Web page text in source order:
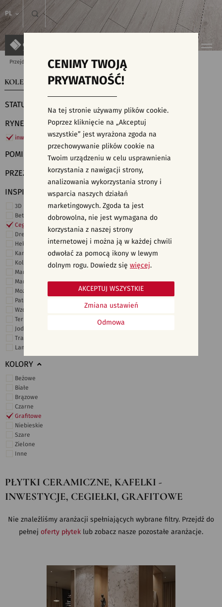
PL
Przejdź do strony głównej Kolekcje
KOLEKCJE WYSZUKIWARKA PŁYTEK
STATUS
RYNEK
inwestycje
POMIESZCZENIE
PRZEZNACZENIE
INSPIRACJE
3D i struktury
Beton
Cegiełki
Drewno
Heksagonalne
Kamień
Kolor
Marmur
Marokańskie
Mozaika
Patchwork
Wzory i motywy
Terrazzo
Jodełka
Trawertyn
Lamele
KOLORY
Beżowe
Białe
Brązowe
Czarne
Grafitowe
Niebieskie
Szare
Zielone
Inne
PŁYTKI CERAMICZNE, KAFELKI -
INWESTYCJE, CEGIEŁKI, GRAFITOWE
Nie znaleźliśmy aranżacji spełniających wybrane filtry. Przejdź do
pełnej oferty płytek lub zobacz nasze pozostałe aranżacje.
CENIMY TWOJĄ
PRYWATNOŚĆ!
Na tej stronie używamy plików cookie.
Poprzez kliknięcie na „Akceptuj
wszystkie” jest wyrażona zgoda na
przechowywanie plików cookie na
Twoim urządzeniu w celu usprawnienia
korzystania z nawigacji strony,
analizowania wykorzystania strony i
wsparcia naszych działań
marketingowych. Zgoda ta jest
dobrowolna, nie jest wymagana do
korzystania z naszej strony
internetowej i można ją w każdej chwili
odwołać za pomocą ikony w lewym
dolnym rogu. Dowiedz się więcej.
Odmowa
Zmiana ustawień
AKCEPTUJ WSZYSTKIE